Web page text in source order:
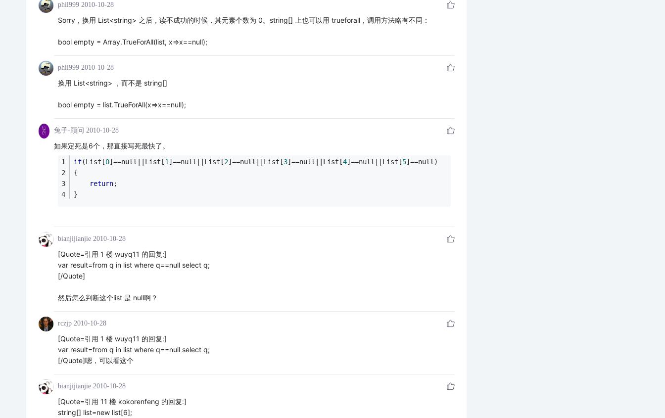
phil999 2010-10-28
Sorry，换用 List<string> 之后，读不成功的时候，其元素个数为 0。string[] 上也可以用 trueforall，调用方法略有不同：
bool empty = Array.TrueForAll(list, x=>x==null);
phil999 2010-10-28
换用 List<string> ，而不是 string[]
bool empty = list.TrueForAll(x=>x==null);
兔子-顾问 2010-10-28
如果定死是6个，那直接写死最快了。
if(List[0]==null||List[1 ]==null||List[2]==null||List[3]==null||List[4]==null||List[5]==null)
{
return;
}
bianjijianjie 2010-10-28
[Quote=引用 1 楼 wuyq11 的回复:]
var result=from q in list where q==null select q;
[/Quote]
然后怎么判断这个list 是 null啊？
rczjp 2010-10-28
[Quote=引用 1 楼 wuyq11 的回复:]
var result=from q in list where q==null select q;
[/Quote]嗯，可以看这个
bianjijianjie 2010-10-28
[Quote=引用 11 楼 kokorenfeng 的回复:]
string[] list=new list[6];